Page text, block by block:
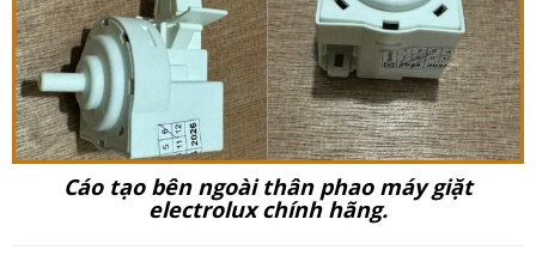
Cáo tạo bên ngoài thân phao máy giặt
electrolux chính hãng.